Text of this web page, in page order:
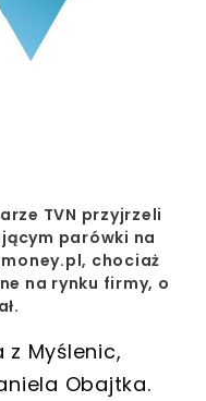
TVN przyjrzeli
parówki na
chociaż
na rynku firmy, o
.
z Myślenic,
Obajtka.